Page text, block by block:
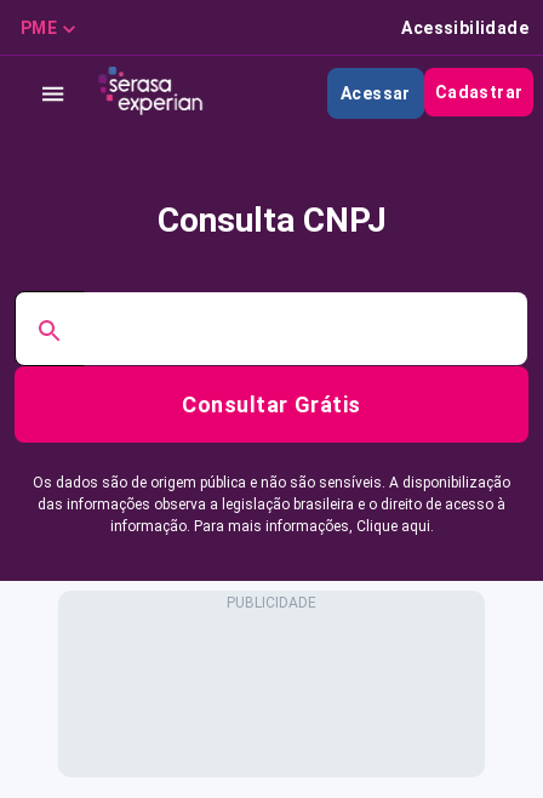
PME Acessibilidade
Acessar Cadastrar
Consulta CNPJ
Consultar Grátis
Os dados são de origem pública e não são sensíveis. A disponibilização
das informações observa a legislação brasileira e o direito de acesso à
informação. Para mais informações, Clique aqui.